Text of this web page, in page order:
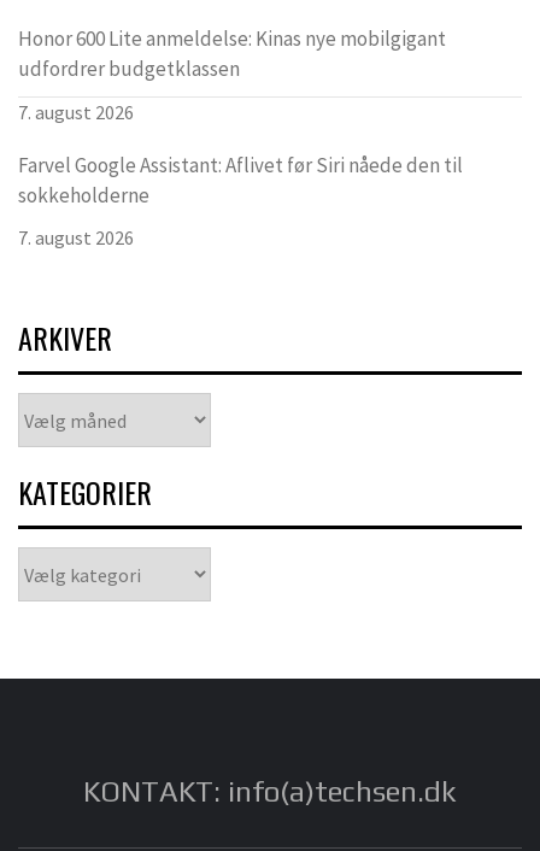
Honor 600 Lite anmeldelse: Kinas nye mobilgigant
udfordrer budgetklassen
7. august 2026
Farvel Google Assistant: Aflivet før Siri nåede den til
sokkeholderne
7. august 2026
ARKIVER
KATEGORIER
KONTAKT: info(a)techsen.dk